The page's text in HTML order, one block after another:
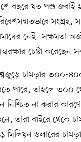
বছরে যত পশু জবাই
সংগ্রহ,
নেই। সক্ষমতা
চেষ্টা করেছেন
চামড়ার ৩০০-
পারে, তাহলে ৩০০
নিশ্চিত না করার
তারা বাইরে থেকে
মিলিয়ন ডলারের